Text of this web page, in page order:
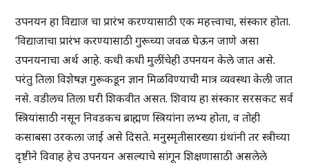
उपनयन हा विद्याज चा प्रारंभ करण्यासाठी एक महत्त्वाचा, संस्कार होता.
‘विद्याजाचा प्रारंभ करण्यासाठी गुरूच्या जवळ घेऊन जाणे असा
उपनयनाचा अर्थ आहे. कधी कधी मुलींचेही उपनयन केले जात असे.
परंतु तिला विशेषज्ञ गुरूकडून ज्ञान मिळविण्याची मात्र व्यवस्था केली जात
नसे. वडीलच तिला घरी शिकवीत असत. शिवाय हा संस्कार सरसकट सर्व
स्त्रियांसाठी नसून निवडकच ब्राह्मण स्त्रियांना लभ्य होता, व तोही
कसाबसा उरकला जाई असे दिसते. मनुस्मृतीसारख्या ग्रंथांनी तर स्त्रीच्या
दृष्टीने विवाह हेच उपनयन असल्याचे सांगून शिक्षणासाठी असलेले